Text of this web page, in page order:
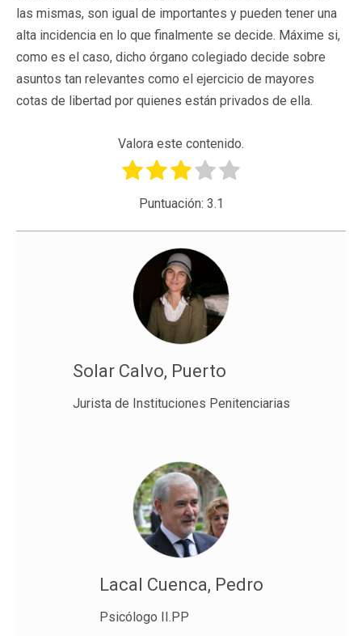
las mismas, son igual de importantes y pueden tener una
alta incidencia en lo que finalmente se decide. Máxime si,
como es el caso, dicho órgano colegiado decide sobre
asuntos tan relevantes como el ejercicio de mayores
cotas de libertad por quienes están privados de ella.
Valora este contenido.
Puntuación: 3.1
Solar Calvo, Puerto
Jurista de Instituciones Penitenciarias
Lacal Cuenca, Pedro
Psicólogo II.PP